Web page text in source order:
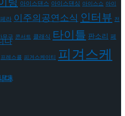
다
다
아이스댄스 아이스댄싱 아이스쇼 아이
라 이주의공연소식 인터뷰 전
무극 콘서트 클래식 타이틀 판소리 페
프레스콜 피겨스케이티 피겨스케
용